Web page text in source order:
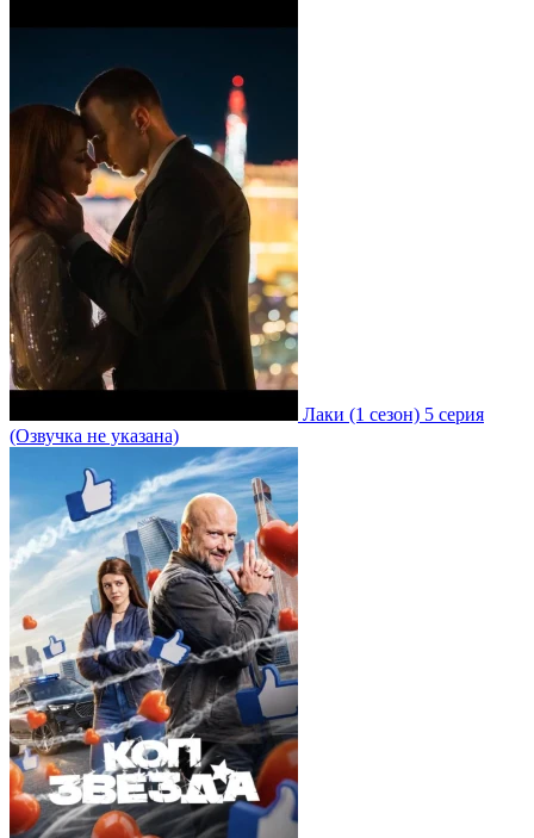
Лаки (1 сезон) 5 серия
(Озвучка не указана)